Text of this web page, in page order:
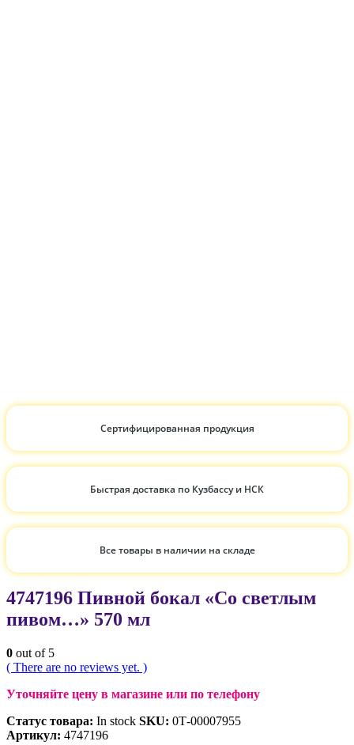
Сертифицированная продукция
Быстрая доставка по Кузбассу и НСК
Все товары в наличии на складе
4747196 Пивной бокал «Со светлым
пивом…» 570 мл
0 out of 5
( There are no reviews yet. )
Уточняйте цену в магазине или по телефону
Статус товара: In stock SKU: 0Т-00007955
Артикул: 4747196